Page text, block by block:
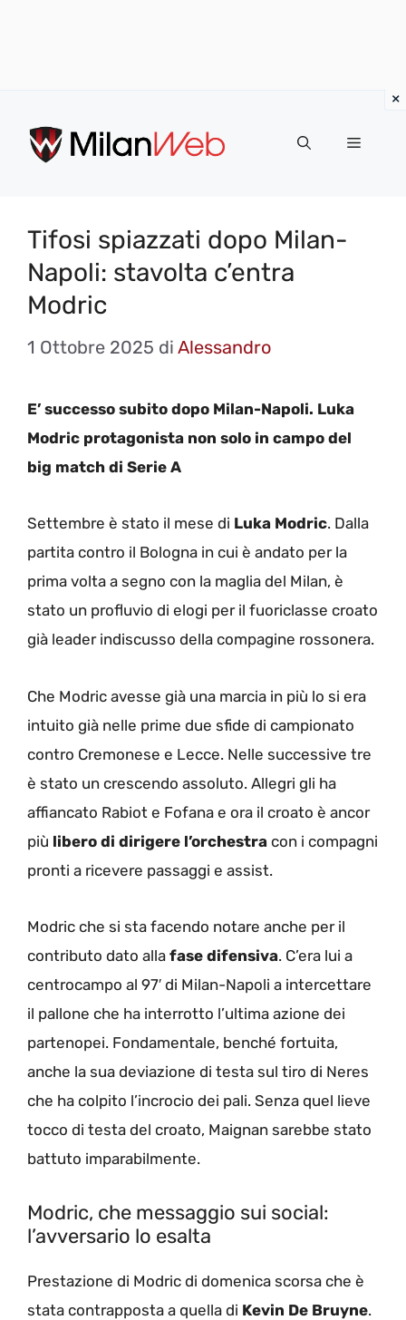
contenuto
MENU
Tifosi spiazzati dopo Milan-
Napoli: stavolta c’entra
Modric
1 Ottobre 2025 di Alessandro
E’ successo subito dopo Milan-Napoli. Luka
Modric protagonista non solo in campo del
big match di Serie A
Settembre è stato il mese di Luka Modric. Dalla
partita contro il Bologna in cui è andato per la
prima volta a segno con la maglia del Milan, è
stato un profluvio di elogi per il fuoriclasse croato
già leader indiscusso della compagine rossonera.
Che Modric avesse già una marcia in più lo si era
intuito già nelle prime due sfide di campionato
contro Cremonese e Lecce. Nelle successive tre
è stato un crescendo assoluto. Allegri gli ha
affiancato Rabiot e Fofana e ora il croato è ancor
più libero di dirigere l’orchestra con i compagni
pronti a ricevere passaggi e assist.
Modric che si sta facendo notare anche per il
contributo dato alla fase difensiva. C’era lui a
centrocampo al 97′ di Milan-Napoli a intercettare
il pallone che ha interrotto l’ultima azione dei
partenopei. Fondamentale, benché fortuita,
anche la sua deviazione di testa sul tiro di Neres
che ha colpito l’incrocio dei pali. Senza quel lieve
tocco di testa del croato, Maignan sarebbe stato
battuto imparabilmente.
Modric, che messaggio sui social:
l’avversario lo esalta
Prestazione di Modric di domenica scorsa che è
stata contrapposta a quella di Kevin De Bruyne.